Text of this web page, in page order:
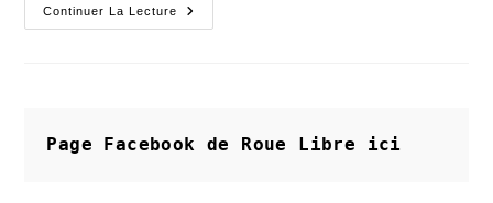
Continuer La Lecture
L’injustice
Fiscale
Genres
Page Facebook de Roue Libre ici